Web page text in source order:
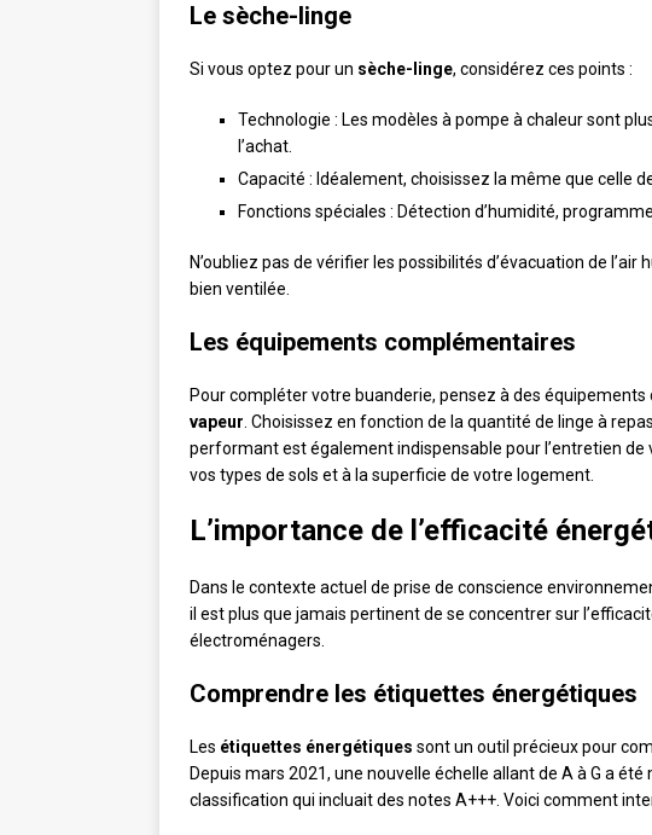
Le sèche-linge
Si vous optez pour un sèche-linge, considérez ces points :
Technologie : Les modèles à pompe à chaleur sont
l’achat.
Capacité : Idéalement, choisissez la même que celle
Fonctions spéciales : Détection d’humidité,
N’oubliez pas de vérifier les possibilités d’évacuation de
bien ventilée.
Les équipements complémentaires
Pour compléter votre buanderie, pensez à des
vapeur . Choisissez en fonction de la quantité de linge à
performant est également indispensable pour l’entretien
vos types de sols et à la superficie de votre logement.
L’importance de l’efficacité
Dans le contexte actuel de prise de conscience
il est plus que jamais pertinent de se concentrer sur
électroménagers.
Comprendre les étiquettes énergétiques
Les étiquettes énergétiques sont un outil précieux pour
Depuis mars 2021, une nouvelle échelle allant de A à G a
classification qui incluait des notes A+++. Voici comment